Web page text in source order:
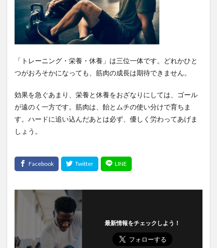
「トレーニング・栄養・休養」は三位一体です。どれかひと
つがおろそかになっても、筋肉の成長は期待できません。
効果を急ぐあまり、栄養と休養をおざなりにしては、ゴール
が遠のく一方です。筋肉は、飴とムチの使い分けで育ちま
す。ハードに追い込んだあとは必ず、優しく労わってあげま
しょう。
最新情報をチェックしよう！